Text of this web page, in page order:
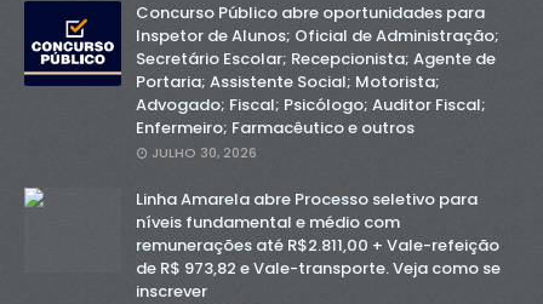
Concurso Público abre oportunidades para
Inspetor de Alunos; Oficial de Administração;
Secretário Escolar; Recepcionista; Agente de
Portaria; Assistente Social; Motorista;
Advogado; Fiscal; Psicólogo; Auditor Fiscal;
Enfermeiro; Farmacêutico e outros
JULHO 30, 2026
Linha Amarela abre Processo seletivo para
níveis fundamental e médio com
remunerações até R$2.811,00 + Vale-refeição
de R$ 973,82 e Vale-transporte. Veja como se
inscrever